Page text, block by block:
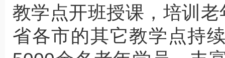
教学点开班授课，培训
省各市的其它教学点持